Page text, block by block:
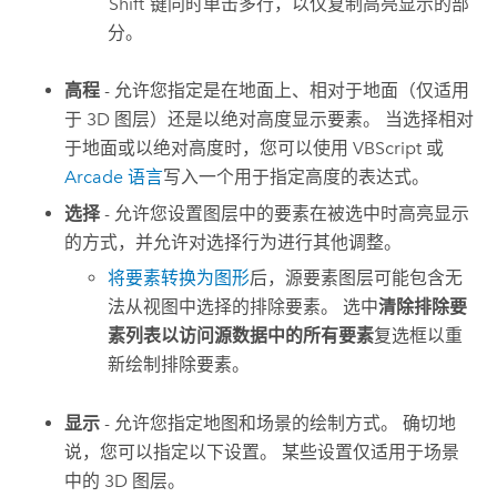
分。
高程 - 允许您指定是在地面上、相对于地面（仅适用
于 3D 图层）还是以绝对高度显示要素。 当选择相对
于地面或以绝对高度时，您可以使用 VBScript 或
Arcade 语言写入一个用于指定高度的表达式。
选择- 允许您设置图层中的要素在被选中时高亮显示
的方式，并允许对选择行为进行其他调整。
将要素转换为图形后，源要素图层可能包含无
法从视图中选择的排除要素。 选中清除排除要
素列表以访问源数据中的所有要素复选框以重
新绘制排除要素。
显示 - 允许您指定地图和场景的绘制方式。 确切地
说，您可以指定以下设置。 某些设置仅适用于场景
中的 3D 图层。